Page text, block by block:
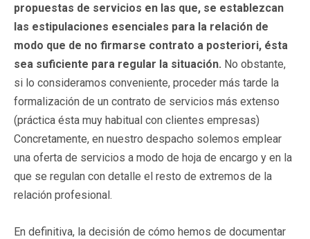
propuestas de servicios en las que, se establezcan
las estipulaciones esenciales para la relación de
modo que de no firmarse contrato a posteriori, ésta
sea suficiente para regular la situación. No obstante,
si lo consideramos conveniente, proceder más tarde la
formalización de un contrato de servicios más extenso
(práctica ésta muy habitual con clientes empresas)
Concretamente, en nuestro despacho solemos emplear
una oferta de servicios a modo de hoja de encargo y en la
que se regulan con detalle el resto de extremos de la
relación profesional.
En definitiva, la decisión de cómo hemos de documentar